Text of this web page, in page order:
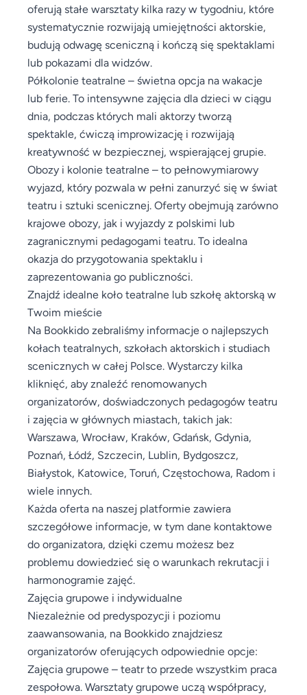
oferują stałe warsztaty kilka razy w tygodniu, które
systematycznie rozwijają umiejętności aktorskie,
budują odwagę sceniczną i kończą się spektaklami
lub pokazami dla widzów.
Półkolonie teatralne – świetna opcja na wakacje
lub ferie. To intensywne zajęcia dla dzieci w ciągu
dnia, podczas których mali aktorzy tworzą
spektakle, ćwiczą improwizację i rozwijają
kreatywność w bezpiecznej, wspierającej grupie.
Obozy i kolonie teatralne – to pełnowymiarowy
wyjazd, który pozwala w pełni zanurzyć się w świat
teatru i sztuki scenicznej. Oferty obejmują zarówno
krajowe obozy, jak i wyjazdy z polskimi lub
zagranicznymi pedagogami teatru. To idealna
okazja do przygotowania spektaklu i
zaprezentowania go publiczności.
Znajdź idealne koło teatralne lub szkołę aktorską w
Twoim mieście
Na Bookkido zebraliśmy informacje o najlepszych
kołach teatralnych, szkołach aktorskich i studiach
scenicznych w całej Polsce. Wystarczy kilka
kliknięć, aby znaleźć renomowanych
organizatorów, doświadczonych pedagogów teatru
i zajęcia w głównych miastach, takich jak:
Warszawa, Wrocław, Kraków, Gdańsk, Gdynia,
Poznań, Łódź, Szczecin, Lublin, Bydgoszcz,
Białystok, Katowice, Toruń, Częstochowa, Radom i
wiele innych.
Każda oferta na naszej platformie zawiera
szczegółowe informacje, w tym dane kontaktowe
do organizatora, dzięki czemu możesz bez
problemu dowiedzieć się o warunkach rekrutacji i
harmonogramie zajęć.
Zajęcia grupowe i indywidualne
Niezależnie od predyspozycji i poziomu
zaawansowania, na Bookkido znajdziesz
organizatorów oferujących odpowiednie opcje:
Zajęcia grupowe – teatr to przede wszystkim praca
zespołowa. Warsztaty grupowe uczą współpracy,